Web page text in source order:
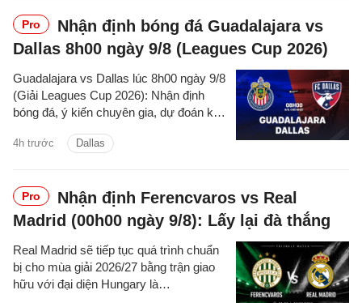
Pro
Nhận định bóng đá Guadalajara vs
Dallas 8h00 ngày 9/8 (Leagues Cup 2026)
4h trước Dallas
Guadalajara vs Dallas lúc 8h00 ngày 9/8
(Giải Leagues Cup 2026): Nhận định
bóng đá, ý kiến chuyên gia, dự đoán kết
Pro
Nhận định Ferencvaros vs Real
Madrid (00h00 ngày 9/8): Lấy lại đà thắng
Real Madrid sẽ tiếp tục quá trình chuẩn
bị cho mùa giải 2026/27 bằng trận giao
hữu với đại diện Hungary là